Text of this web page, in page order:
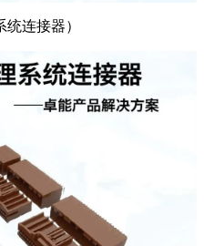
统连接器）